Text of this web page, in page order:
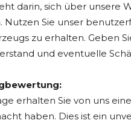
darin, sich über unsere
Nutzen Sie unser
zu erhalten. Geben
und eventuelle
erhalten Sie von uns
haben. Dies ist ein